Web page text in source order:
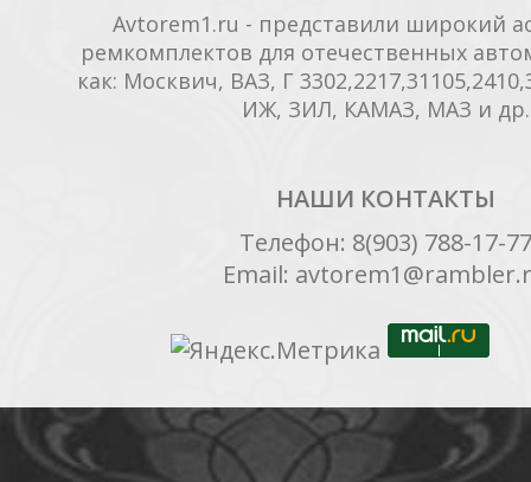
Avtorem1.ru - представили широкий
ремкомплектов для отечественных
как: Москвич, ВАЗ, Г
ИЖ, ЗИЛ, КАМАЗ, МАЗ и др.
НАШИ КОНТАКТЫ
Телефон: 8(903) 788-17-77
Email: